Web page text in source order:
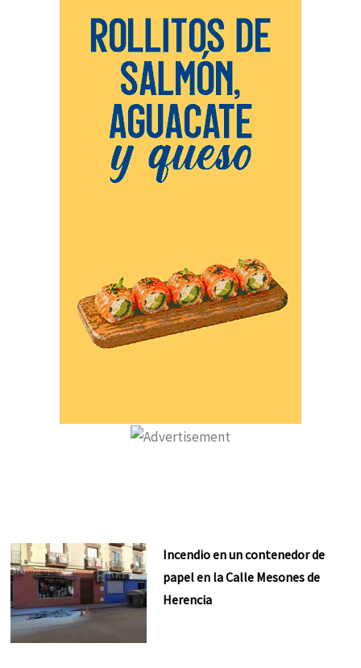
Incendio en un contenedor de
papel en la Calle Mesones de
Herencia